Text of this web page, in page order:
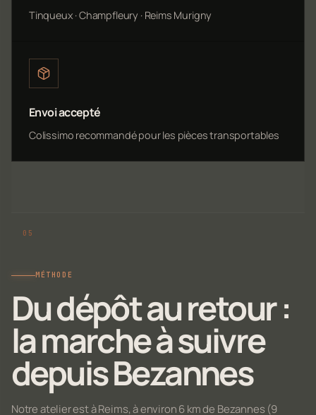
Tinqueux · Champfleury · Reims Murigny
Envoi accepté
Colissimo recommandé pour les pièces transportables
MÉTHODE
Du dépôt au retour :
la marche à suivre
depuis Bezannes
Notre atelier est à Reims, à environ 6 km de Bezannes (9